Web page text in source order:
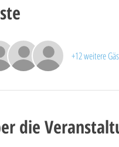
+12 weitere
die